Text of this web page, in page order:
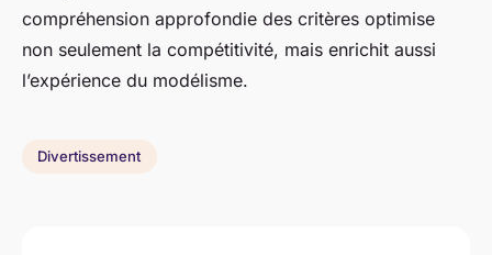
compréhension approfondie des critères optimise
non seulement la compétitivité, mais enrichit aussi
l’expérience du modélisme.
Divertissement